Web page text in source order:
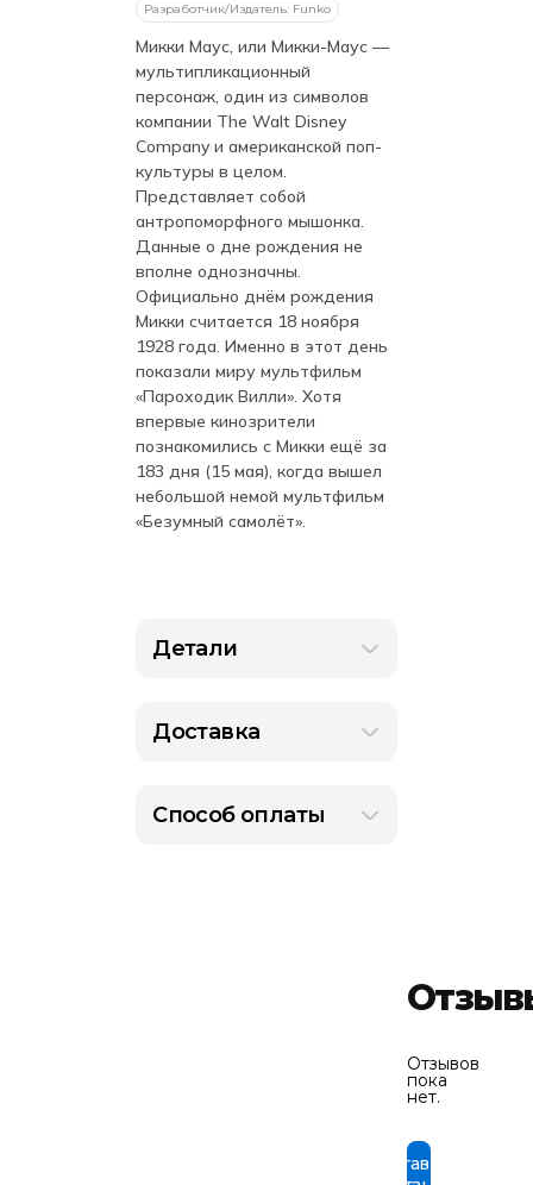
Разработчик/Издатель: Funko
Микки Маус, или Микки-Маус —
мультипликационный
персонаж, один из символов
компании The Walt Disney
Company и американской поп-
культуры в целом.
Представляет собой
антропоморфного мышонка.
Данные о дне рождения не
вполне однозначны.
Официально днём рождения
Микки считается 18 ноября
1928 года. Именно в этот день
показали миру мультфильм
«Пароходик Вилли». Хотя
впервые кинозрители
познакомились с Микки ещё за
183 дня (15 мая), когда вышел
небольшой немой мультфильм
«Безумный самолёт».
Детали
Доставка
Способ оплаты
Отзывов
пока
нет.
Оставить